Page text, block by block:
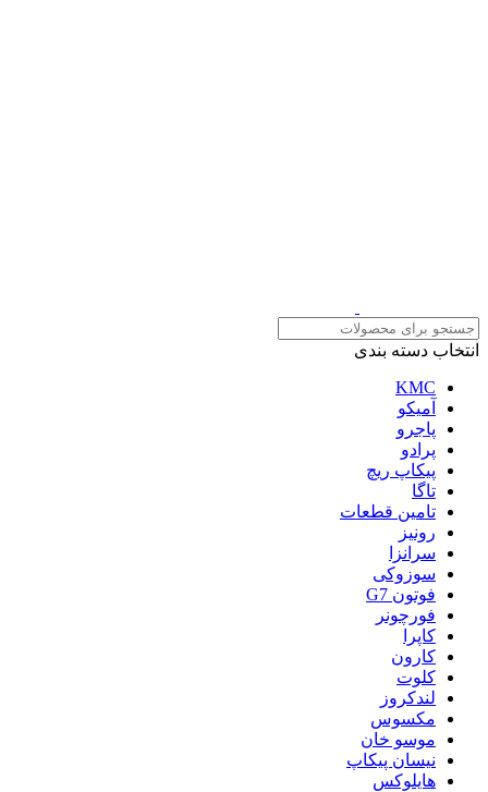
انتخاب دسته بندی
KMC
آمیکو
پاجرو
پرادو
پیکاپ ریچ
تاگا
تامین قطعات
رونیز
سرانزا
سوزوکی
فوتون G7
فورچونر
کاپرا
کارون
کلوت
لندکروز
مکسوس
موسو خان
نیسان پیکاپ
هایلوکس